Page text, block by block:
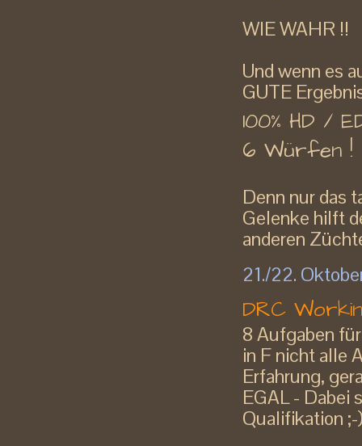
WIE WAHR !!
Und wenn es
GUTE
100% HD /
6 Würfen !
Denn nur das
Gelenke hilft
anderen
21./22.
DRC
8 Aufgaben
in F nicht alle
Erfahrung,
EGAL - Dabei
Qualifikation